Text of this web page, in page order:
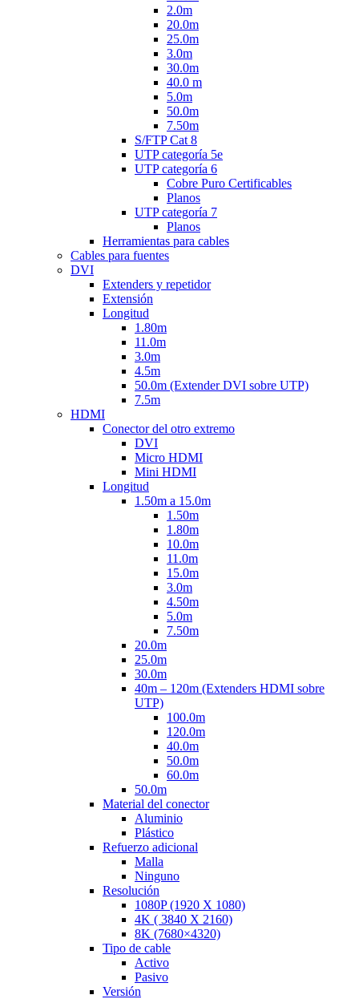
2.0m
20.0m
25.0m
3.0m
30.0m
40.0 m
5.0m
50.0m
7.50m
S/FTP Cat 8
UTP categoría 5e
UTP categoría 6
Cobre Puro Certificables
Planos
UTP categoría 7
Planos
Herramientas para cables
Cables para fuentes
DVI
Extenders y repetidor
Extensión
Longitud
1.80m
11.0m
3.0m
4.5m
50.0m (Extender DVI sobre UTP)
7.5m
HDMI
Conector del otro extremo
DVI
Micro HDMI
Mini HDMI
Longitud
1.50m a 15.0m
1.50m
1.80m
10.0m
11.0m
15.0m
3.0m
4.50m
5.0m
7.50m
20.0m
25.0m
30.0m
40m – 120m (Extenders HDMI sobre
UTP)
100.0m
120.0m
40.0m
50.0m
60.0m
50.0m
Material del conector
Aluminio
Plástico
Refuerzo adicional
Malla
Ninguno
Resolución
1080P (1920 X 1080)
4K ( 3840 X 2160)
8K (7680×4320)
Tipo de cable
Activo
Pasivo
Versión